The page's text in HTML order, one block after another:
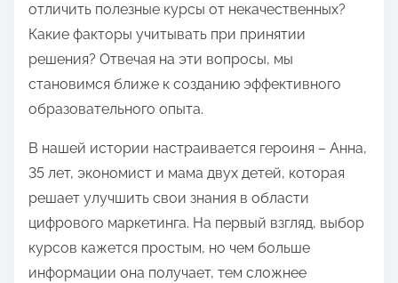
л
и
т
ь
с
я
э
отличить полезные курсы от некачественных?
Какие факторы учитывать при принятии
решения? Отвечая на эти вопросы, мы
становимся ближе к созданию эффективного
образовательного опыта.
В нашей истории настраивается героиня – Анна,
35 лет, экономист и мама двух детей, которая
решает улучшить свои знания в области
цифрового маркетинга. На первый взгляд, выбор
курсов кажется простым, но чем больше
информации она получает, тем сложнее